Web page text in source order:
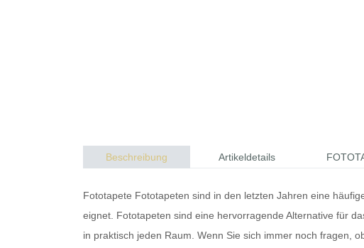
Beschreibung Artikeldetails
Fototapete Fototapeten sind in den letzten Jahren eine
eignet. Fototapeten sind eine hervorragende Alternative für
in praktisch jeden Raum. Wenn Sie sich immer noch fragen,